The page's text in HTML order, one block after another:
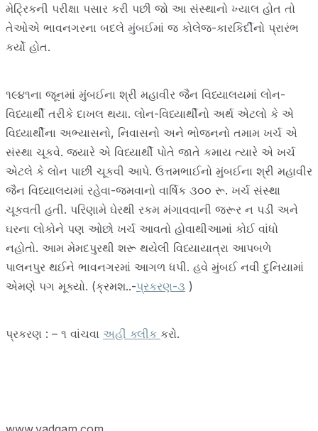
મેટ્રિકની પરીક્ષા પસાર કરી પછી જો આ સંસ્થાનો ખ્યાલ હોત તો
તેઓએ ભાવનગરના બદલે મુંબઈમાં જ કોલેજ-કારકિર્દીનો પ્રારંભ
કર્યો હોત.
૧૯૪૧ના જૂનમાં મુંબઈના શ્રી મહાવીર જૈન વિધ્યાલયમાં લોન-
વિધ્યાર્થી તરીકે દાખલ થયા. લોન-વિધ્યાર્થીનો અર્થ એટલો કે એ
વિધ્યાર્થીના અભ્યાસનો, નિવાસનો અને ભોજનનો તમામ ખર્ચ એ
સંસ્થા ચૂકવે. જ્યારે એ વિધ્યાર્થી પોતે જાતે કમાય ત્યારે એ ખર્ચ
એટલે કે લોન પાછી ચૂકવી આપે. ઉત્તમભાઈનો મુંબઈના શ્રી મહાવીર
જૈન વિધ્યાલયમાં રહેવા-જમવાનો વાર્ષિક ૩૦૦ રૂ. ખર્ચ સંસ્થા
ચૂકવતી હતી. પરિણામે ઘેરથી રકમ મંગાવવાની જરૂર ન પડી અને
ઘરના લોકોને પણ ઓછો ખર્ચ આવતો હોવાથીઆમાં કોઈ વાંધો
નહોતો. આમ મેમદપુરથી શરૂ થયેલી વિધ્યાયાત્રા આપબળે
પાલનપુર થઈને ભાવનગરમાં આગળ ધપી. હવે મુંબઈ નવી દુનિયામાં
એમણે પગ મૂક્યો. (ક્રમશ..-પ્રકરણ-૩ )
પ્રકરણ : – ૧ વાંચવા અહીં ક્લીક કરો.